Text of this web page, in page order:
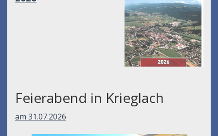
Feierabend in Krieglach
am 31.07.2026